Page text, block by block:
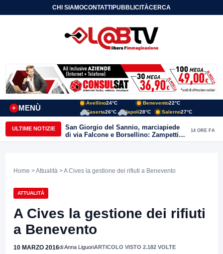
CHI SIAMOCONTATTIPUBBLICITÀCERCA
MENÙ
+
Avellino24°C Benevento22°C
Caserta26°C Napoli28°C Salerno27°C
ULTIME NOTIZIE
San Giorgio del Sannio, marciapiede
di via Falcone e Borsellino: Zampetti e
Lombardi replicano alle polemiche
14 ORE FA
Home >Attualità > A Cives la gestione dei rifiuti a Benevento
ATTUALITÀ
A Cives la gestione dei rifiuti
a Benevento
10 MARZO 2016di Anna LiguoriARTICOLO VISTO 2.182 VOLTE